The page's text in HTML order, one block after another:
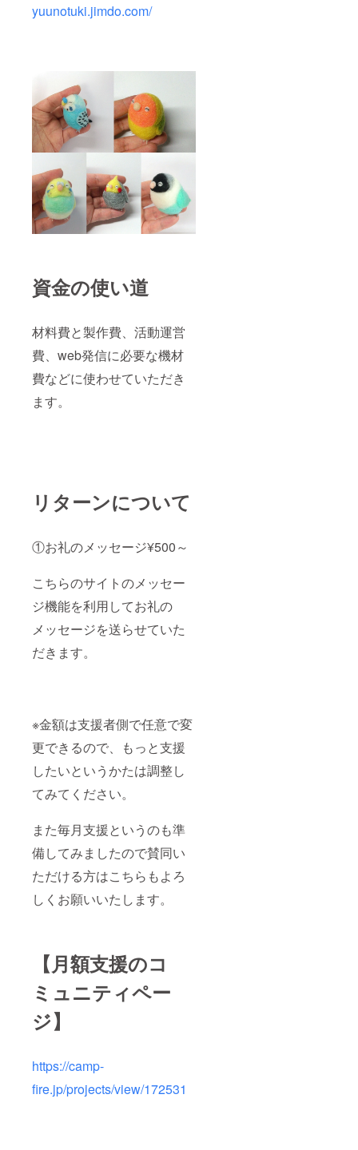
yuunotuki.jimdo.com/
資金の使い道
材料費と製作費、活動運営
費、web発信に必要な機材
費などに使わせていただき
ます。
リターンについて
①お礼のメッセージ¥500～
こちらのサイトのメッセー
ジ機能を利用してお礼の
メッセージを送らせていた
だきます。
※金額は支援者側で任意で変
更できるので、もっと支援
したいというかたは調整し
てみてください。
また毎月支援というのも準
備してみましたので賛同い
ただける方はこちらもよろ
しくお願いいたします。
【月額支援のコ
ミュニティペー
ジ】
https://camp-
fire.jp/projects/view/172531